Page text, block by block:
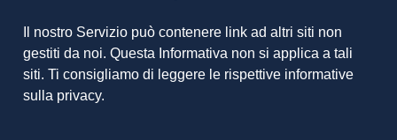
Il nostro Servizio può contenere link ad altri siti non
gestiti da noi. Questa Informativa non si applica a tali
siti. Ti consigliamo di leggere le rispettive informative
sulla privacy.